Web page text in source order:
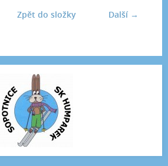
Další →
Zpět do složky